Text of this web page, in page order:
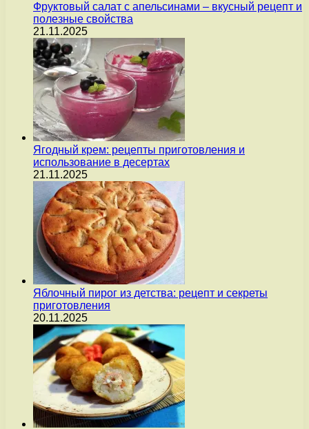
Фруктовый салат с апельсинами – вкусный рецепт и
полезные свойства
21.11.2025
Ягодный крем: рецепты приготовления и
использование в десертах
21.11.2025
Яблочный пирог из детства: рецепт и секреты
приготовления
20.11.2025